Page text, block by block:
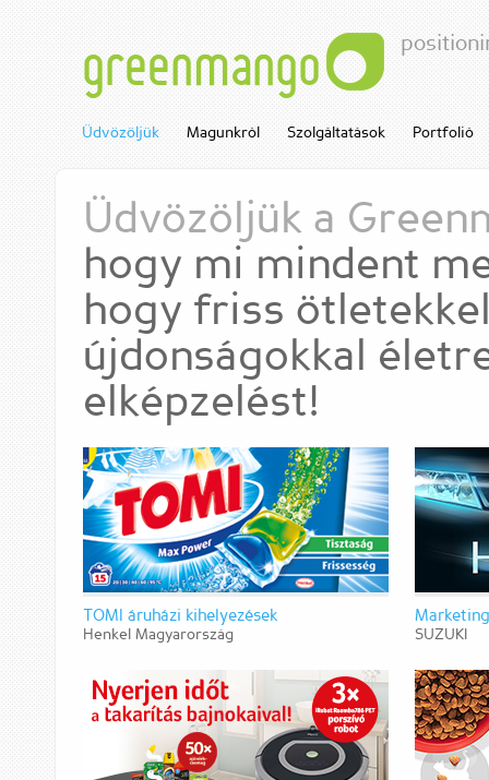
greenmango
Üdvözöljük Magunkról Szolgáltatások Portfolió
Üdvözöljük a
hogy mi mindent
hogy friss
újdonságokkal
elképzelést!
TOMI áruházi kihelyezések
Henkel Magyarország SUZUKI